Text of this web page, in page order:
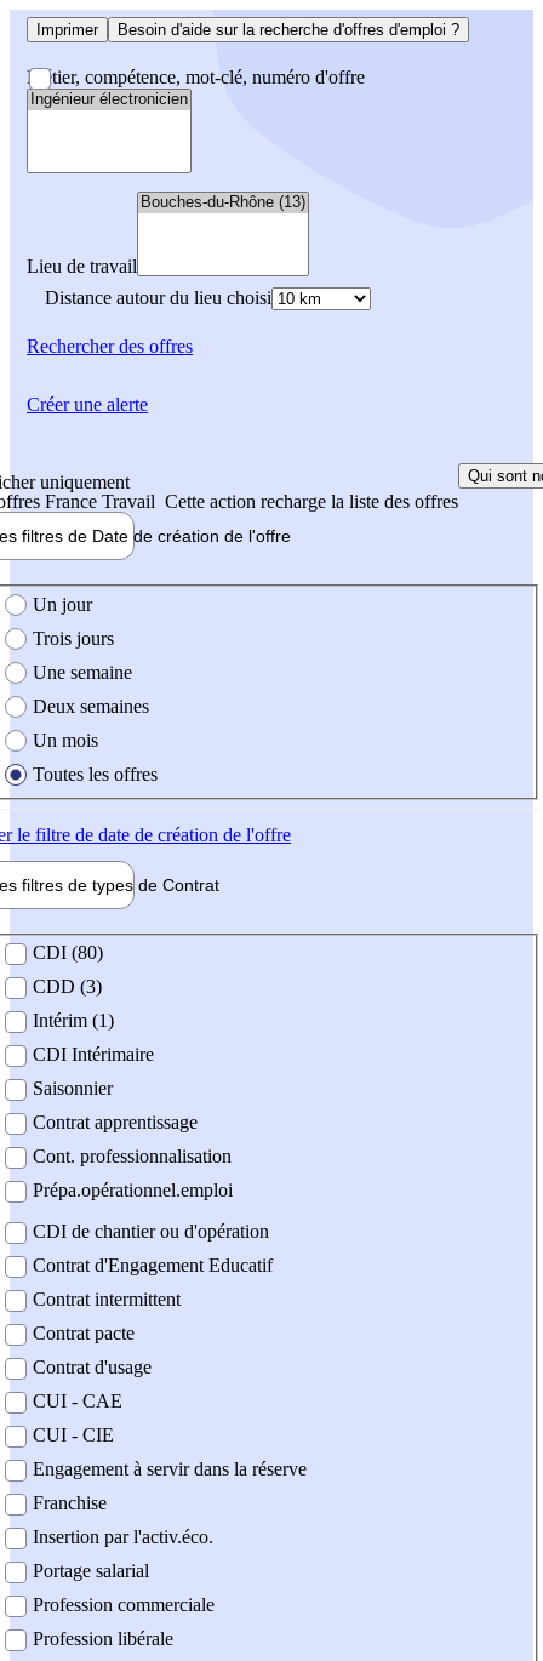
Imprimer Besoin d'aide sur la recherche d'offres d'emploi ?
Métier, compétence, mot-clé, numéro d'offre
Lieu de travail
Distance autour du lieu choisi
Rechercherdes offres
uniquement
France Travail Cette action recharge la liste des offres
Qui sont
filtres de Date de création de l'offre
création de l'offre
Un jour
Trois jours
Une semaine
Deux semaines
Un mois
Toutes les offres
le filtre de date de création de l'offre
filtres de types de Contrat
contrat
CDI (80)
CDD (3)
Intérim (1)
CDI Intérimaire
Saisonnier
Contrat apprentissage
Cont. professionnalisation
Prépa.opérationnel.emploi
CDI de chantier ou d'opération
Contrat d'Engagement Educatif
Contrat intermittent
Contrat pacte
Contrat d'usage
CUI - CAE
CUI - CIE
Engagement à servir dans la réserve
Franchise
Insertion par l'activ.éco.
Portage salarial
Profession commerciale
Profession libérale
Créer une alerte